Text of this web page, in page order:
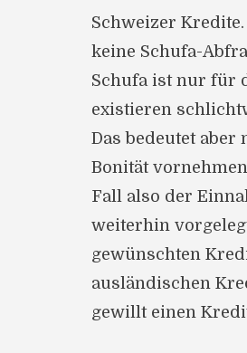
Schweizer
keine Schufa-
Schufa ist nur für
existieren
Das bedeutet
Bonität
Fall also der
weiterhin
gewünschten
ausländischen
gewillt einen